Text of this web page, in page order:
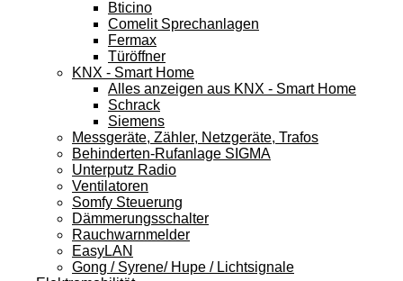
Bticino
Comelit Sprechanlagen
Fermax
Türöffner
KNX - Smart Home
Alles anzeigen aus KNX - Smart Home
Schrack
Siemens
Messgeräte, Zähler, Netzgeräte, Trafos
Behinderten-Rufanlage SIGMA
Unterputz Radio
Ventilatoren
Somfy Steuerung
Dämmerungsschalter
Rauchwarnmelder
EasyLAN
Gong / Syrene/ Hupe / Lichtsignale